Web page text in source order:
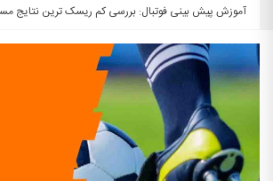
آموزش پیش بینی فوتبال: بررسی کم ریسک ترین نتایج